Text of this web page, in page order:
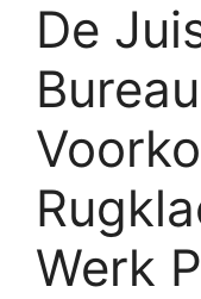
De
Werk